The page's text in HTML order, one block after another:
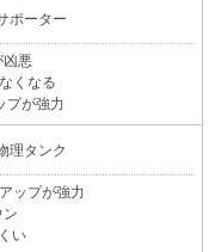
ポーター
凶悪
くなる
プが強力
理タンク
ップが強力
ン
い